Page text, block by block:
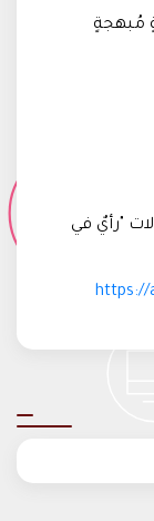
مُبهجةٍ
"رأيٌ في
https://